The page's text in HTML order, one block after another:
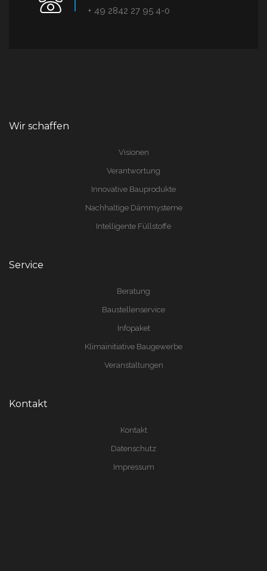
+ 49 2842 27 95 4-0
Wir schaffen
Visionen
Verantwortung
Innovative Bauprodukte
Nachhaltige Dämmysteme
Intelligente Füllstoffe
Service
Beratung
Baustellenservice
Infopaket
Klimainitiative Baugewerbe
Veranstaltungen
Kontakt
Kontakt
Datenschutz
Impressum